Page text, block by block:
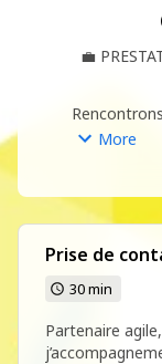
💼
More
Prise de
30 min
Partenaire